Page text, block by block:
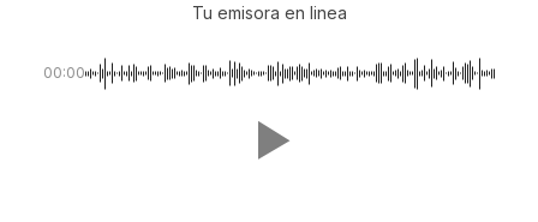
Tu emisora en linea
00:00